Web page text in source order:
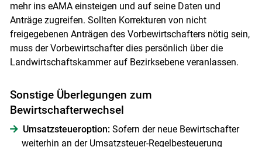
mehr ins eAMA einsteigen und auf seine Daten und
Anträge zugreifen. Sollten Korrekturen von nicht
freigegebenen Anträgen des Vorbewirtschafters nötig sein,
muss der Vorbewirtschafter dies persönlich über die
Landwirtschaftskammer auf Bezirksebene veranlassen.
Sonstige Überlegungen zum
Bewirtschafterwechsel
Umsatzsteueroption:Sofern der neue Bewirtschafter
weiterhin an der Umsatzsteuer-Regelbesteuerung